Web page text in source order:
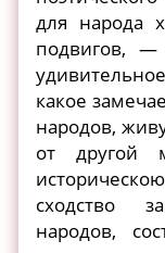
для народа
подвигов,
какое
народов,
от другой
сходство
народов,